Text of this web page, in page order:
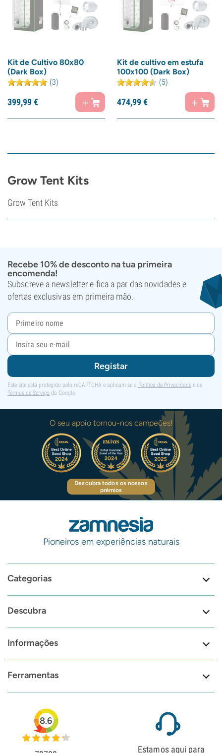
Kit de Cultivo 80x80
(Dark Box)
(3)
399,99€
Kit de cultivo em estufa
100x100 (Dark Box)
(5)
474,99€
Grow Tent Kits
Grow Tent Kits
Recebe 10% de desconto na tua primeira
encomenda!
Subscreve a newsletter e fica a par das novidades e
ofertas exclusivas em primeira mão.
Registar
Este site está protegido pelo reCAPTCHA e aplicam-se a Política de Privacidade e os
Termos de Serviço da Google.
O seu apoio tornou-nos campeões!
Descubra todos os nossos
prémios
Pioneiros em experiências naturais
Categorias
Descubra
Informações
Ferramentas
8.6
Estamos aqui para